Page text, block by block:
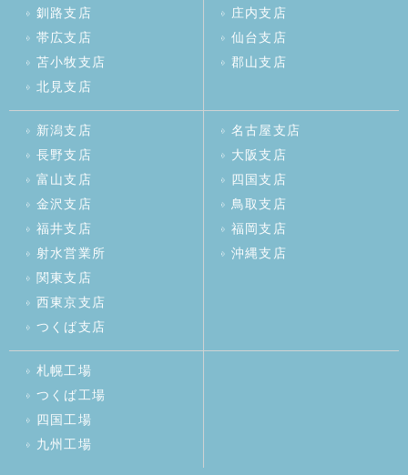
釧路支店
帯広支店
苫小牧支店
北見支店
庄内支店
仙台支店
郡山支店
新潟支店
長野支店
富山支店
金沢支店
福井支店
射水営業所
関東支店
西東京支店
つくば支店
名古屋支店
大阪支店
四国支店
鳥取支店
福岡支店
沖縄支店
札幌工場
つくば工場
四国工場
九州工場